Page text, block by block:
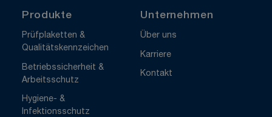
Produkte
Prüfplaketten &
Qualitätskennzeichen
Betriebssicherheit &
Arbeitsschutz
Hygiene- &
Infektionsschutz
Unternehmen
Über uns
Karriere
Kontakt